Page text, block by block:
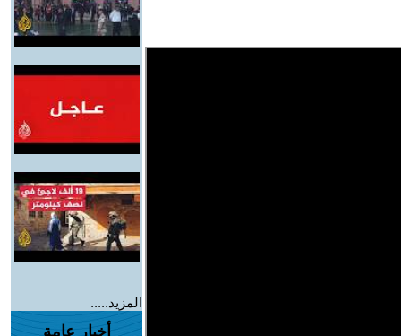
المزيد.....
أخبار عامة